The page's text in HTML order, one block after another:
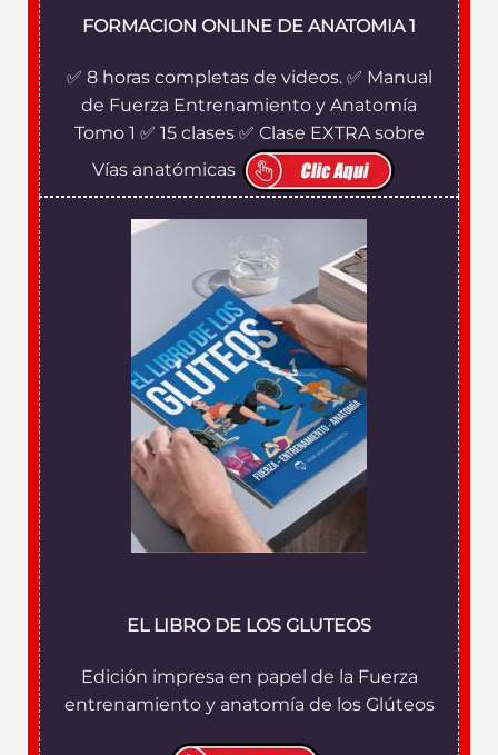
FORMACION ONLINE DE ANATOMIA 1
✅ 8 horas completas de videos. ✅ Manual
de Fuerza Entrenamiento y Anatomía
Tomo 1 ✅ 15 clases ✅ Clase EXTRA sobre
Vías anatómicas
EL LIBRO DE LOS GLUTEOS
Edición impresa en papel de la Fuerza
entrenamiento y anatomía de los Glúteos